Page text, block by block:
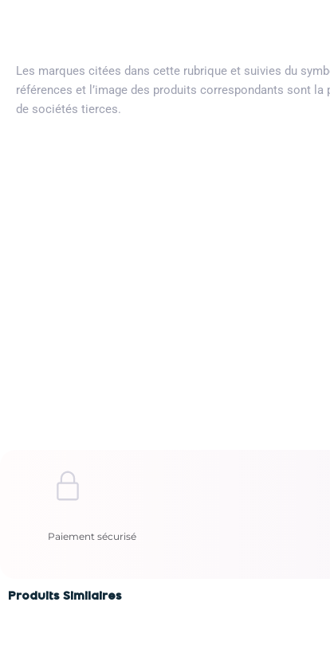
Les marques citées dans cette rubrique et suivies du
références et l’image des produits correspondants sont la
de sociétés tierces.
Paiement sécurisé
Produits Similaires